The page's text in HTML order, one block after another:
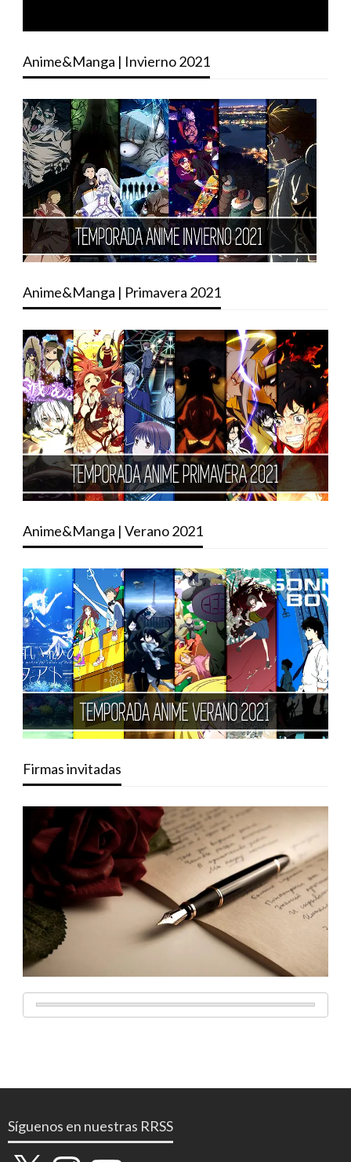
Anime&Manga | Invierno 2021
Anime&Manga | Primavera 2021
Anime&Manga | Verano 2021
Firmas invitadas
Síguenos en nuestras RRSS
X InstagramYouTube